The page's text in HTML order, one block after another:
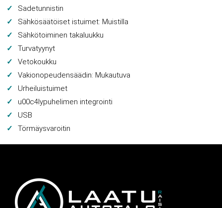
Sadetunnistin
Sähkösäätöiset istuimet: Muistilla
Sähkötoiminen takaluukku
Turvatyynyt
Vetokoukku
Vakionopeudensäädin: Mukautuva
Urheiluistuimet
u00c4lypuhelimen integrointi
USB
Törmäysvaroitin